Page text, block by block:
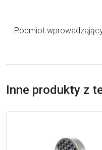
Podmiot
Inne produkty z